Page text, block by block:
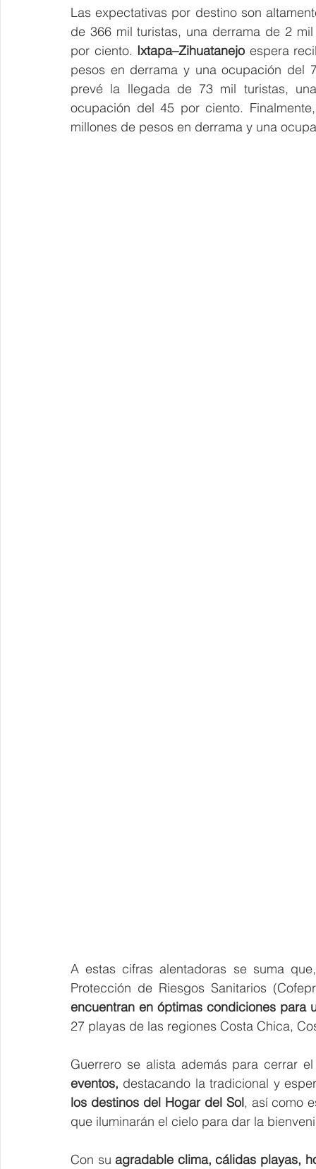
Las expectativas por destino son
de 366 mil turistas, una derrama de 2
por ciento. Ixtapa–Zihuatanejo espera
pesos en derrama y una ocupación del
prevé la llegada de 73 mil turistas,
ocupación del 45 por ciento.
millones de pesos en derrama y una
A estas cifras alentadoras se suma
Protección de Riesgos Sanitarios
encuentran en óptimas condiciones para
27 playas de las regiones Costa Chica,
Guerrero se alista además para cerrar
eventos, destacando la tradicional y
los destinos del Hogar del Sol, así como
que iluminarán el cielo para dar la
Con su agradable clima, cálidas playas,